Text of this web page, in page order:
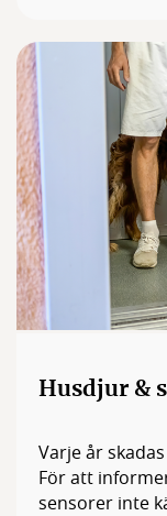
Husdjur &
Varje år
För att
sensorer inte